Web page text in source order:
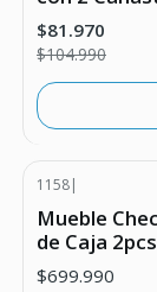
$81.970
$104.990
1158|
Mueble
de Caja
$699.990